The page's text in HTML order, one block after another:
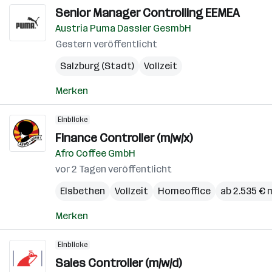
Senior Manager Controlling EEMEA
Austria Puma Dassler GesmbH
Gestern veröffentlicht
Salzburg (Stadt)
Vollzeit
Merken
Einblicke
Finance Controller (m/w/x)
Afro Coffee GmbH
vor 2 Tagen veröffentlicht
Elsbethen
Vollzeit Homeoffice ab 2.535 €
Merken
Einblicke
Sales Controller (m/w/d)